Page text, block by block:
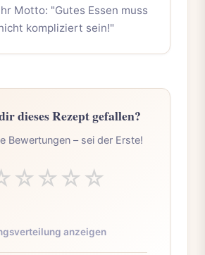
Motto: "Gutes Essen muss
kompliziert sein!"
dieses Rezept gefallen?
Bewertungen – sei der Erste!
☆☆☆☆
anzeigen